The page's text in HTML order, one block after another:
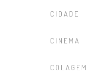
CIDADE
CINEMA
COLAGEM